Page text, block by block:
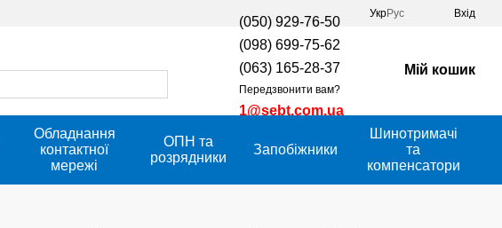
УкрРус Вхід
(050) 929-76-50
(098) 699-75-62
(063) 165-28-37
Передзвонити вам?
1@sebt.com.ua
Мій кошик
Обладнання
контактної
мережі
ОПН та
розрядники
Запобіжники
Шинотримачі
та
компенсатори